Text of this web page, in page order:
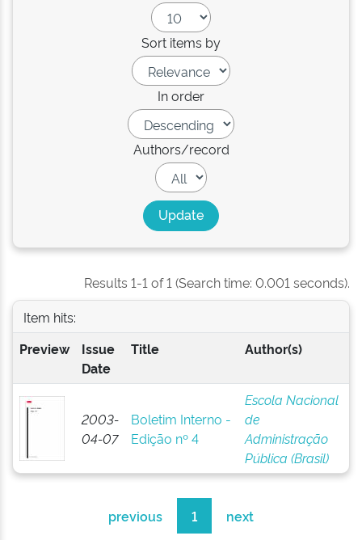
Sort items by
In order
Authors/record
Results 1-1 of 1 (Search time: 0.001 seconds).
Item hits:
Preview
Issue
Date
Title Author(s)
2003-
04-07
Boletim Interno -
Edição nº 4
Escola Nacional
de
Administração
Pública (Brasil)
previous 1 next